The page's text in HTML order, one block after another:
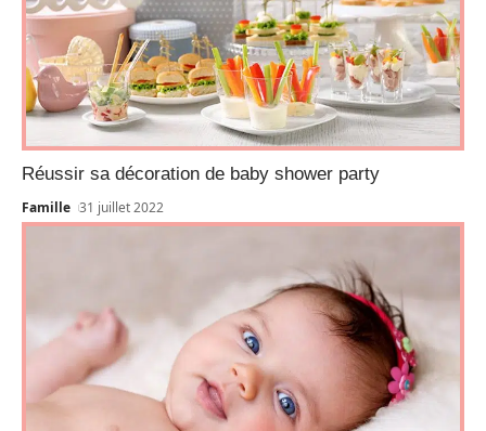
Réussir sa décoration de baby shower party
Famille 31 juillet 2022